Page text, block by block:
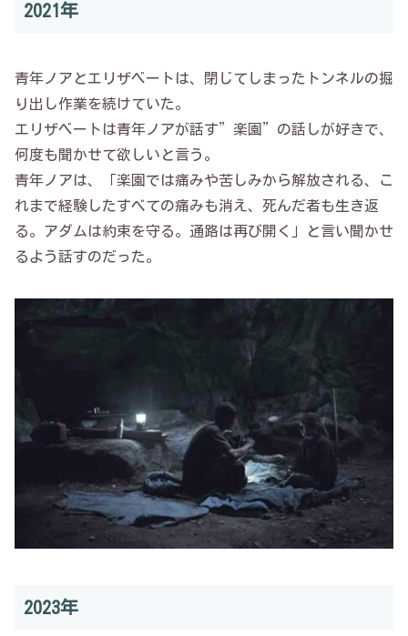
2021年
青年ノアとエリザベートは、閉じてしまったトンネルの掘
り出し作業を続けていた。
エリザベートは青年ノアが話す”楽園”の話しが好きで、
何度も聞かせて欲しいと言う。
青年ノアは、「楽園では痛みや苦しみから解放される、こ
れまで経験したすべての痛みも消え、死んだ者も生き返
る。アダムは約束を守る。通路は再び開く」と言い聞かせ
るよう話すのだった。
2023年